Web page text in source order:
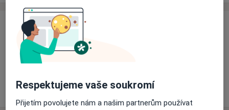
Ceník
Informace o službách a cenách nejsou k dispozici
Tento specialista ještě nepřidával žádné informace o
Respektujeme vaše soukromí
Přijetím povolujete nám a našim partnerům používat